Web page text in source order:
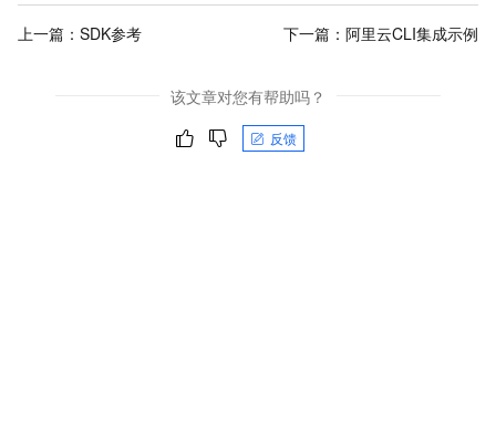
上一篇： SDK参考 下一篇： 阿里云CLI集成示例
该文章对您有帮助吗？
反馈